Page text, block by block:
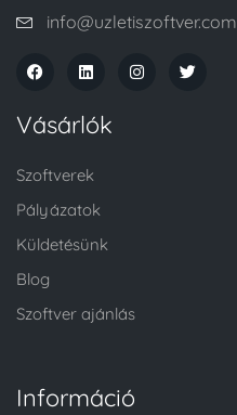
info@uzletiszoftver.com
Vásárlók
Szoftverek
Pályázatok
Küldetésünk
Blog
Szoftver ajánlás
Információ